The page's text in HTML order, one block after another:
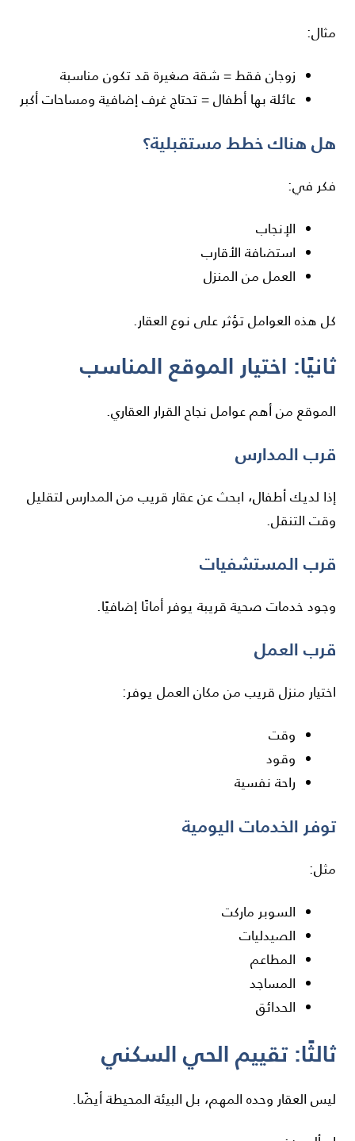
مثال:
زوجان فقط = شقة صغيرة قد تكون مناسبة
عائلة بها أطفال = تحتاج غرف إضافية ومساحات أكبر
هل هناك خطط مستقبلية؟
فكر في:
الإنجاب
استضافة الأقارب
العمل من المنزل
كل هذه العوامل تؤثر على نوع العقار.
ثانيًا: اختيار الموقع المناسب
الموقع من أهم عوامل نجاح القرار العقاري.
قرب المدارس
إذا لديك أطفال، ابحث عن عقار قريب من المدارس لتقليل
وقت التنقل.
قرب المستشفيات
وجود خدمات صحية قريبة يوفر أمانًا إضافيًا.
قرب العمل
اختيار منزل قريب من مكان العمل يوفر:
وقت
وقود
راحة نفسية
توفر الخدمات اليومية
مثل:
السوبر ماركت
الصيدليات
المطاعم
المساجد
الحدائق
ثالثًا: تقييم الحي السكني
ليس العقار وحده المهم، بل البيئة المحيطة أيضًا.